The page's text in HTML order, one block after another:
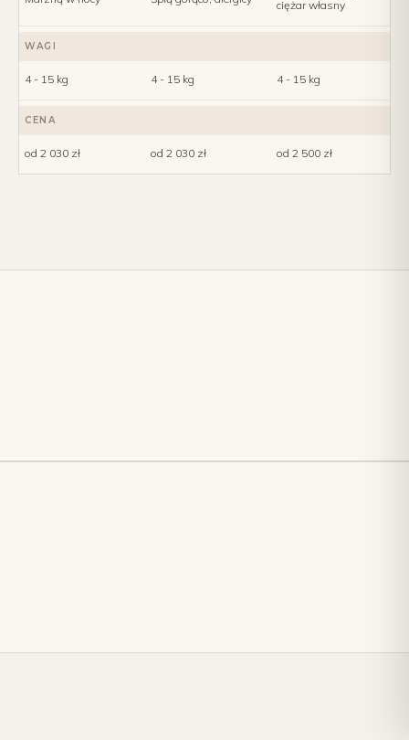
ciężar własny
WAGI
4 - 15 kg 4 - 15 kg 4 - 15 kg
CENA
od 2 030 zł od 2 030 zł od 2 500 zł